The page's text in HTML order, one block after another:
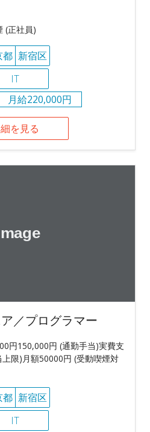
(正社員)
都 新宿区
IT
月給220,000円
を見る
／プログラマー
円150,000円 (通勤手当)実費支
限)月額50000円 (受動喫煙対
都 新宿区
IT